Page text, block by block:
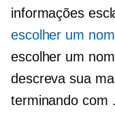
informações
escolher um
escolher um
descreva sua
terminando com